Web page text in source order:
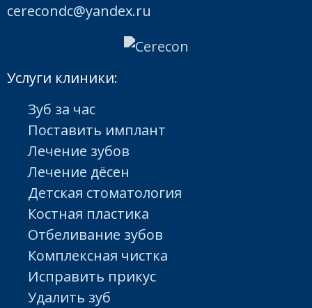
cerecondc@yandex.ru
Услуги клиники:
Зуб за час
Поставить имплант
Лечение зубов
Лечение дёсен
Детская стоматология
Костная пластика
Отбеливание зубов
Комплексная чистка
Исправить прикус
Удалить зуб